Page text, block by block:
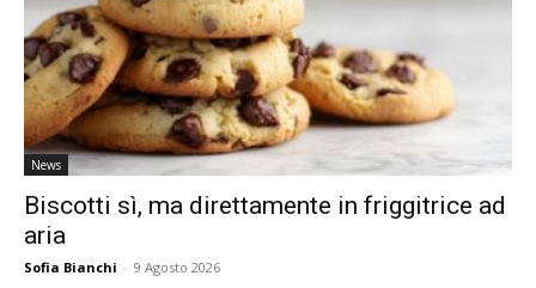
News
Biscotti sì, ma direttamente in friggitrice ad
aria
Sofia Bianchi - 9 Agosto 2026